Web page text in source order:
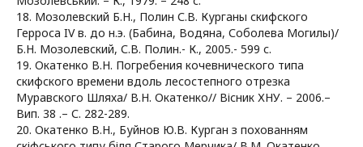
18. Мозолевский Б.Н., Полин С.В. Курганы скифского
Герроса IV в. до н.э. (Бабина, Водяна, Соболева Могилы)/
Б.Н. Мозолевский, С.В. Полин.- К., 2005.- 599 с.
19. Окатенко В.Н. Погребения кочевнического типа
скифского времени вдоль лесостепного отрезка
Муравского Шляха/ В.Н. Окатенко// Вісник ХНУ. – 2006.–
Вип. 38 .– С. 282-289.
20. Окатенко В.Н., Буйнов Ю.В. Курган з похованням